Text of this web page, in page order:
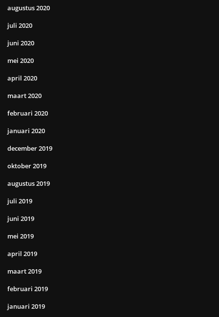
augustus 2020
juli 2020
juni 2020
mei 2020
april 2020
maart 2020
februari 2020
januari 2020
december 2019
oktober 2019
augustus 2019
juli 2019
juni 2019
mei 2019
april 2019
maart 2019
februari 2019
januari 2019